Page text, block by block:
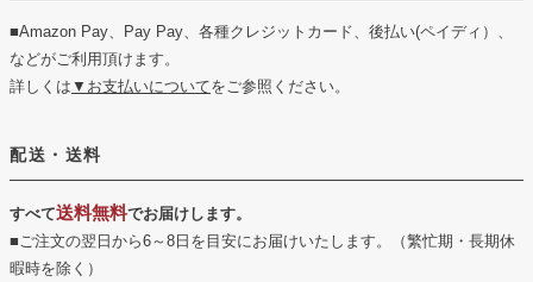
■Amazon Pay、Pay Pay、各種クレジットカード、後払い(ペイディ）、
などがご利用頂けます。
詳しくは ▼お支払いについてをご参照ください。
配送・送料
すべて送料無料でお届けします。
■ご注文の翌日から6～8日を目安にお届けいたします。（繁忙期・長期休
暇時を除く）